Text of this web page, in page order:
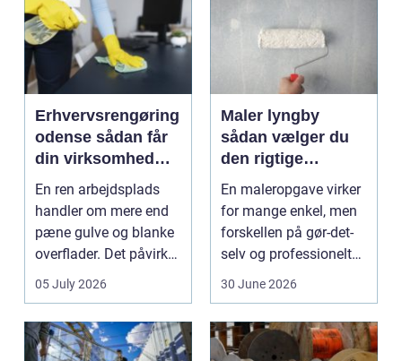
Erhvervsrengøring
odense sådan får
din virksomhed
mest værdi for
pengene
En ren arbejdsplads
handler om mere end
pæne gulve og blanke
overflader. Det påvirker
både arbejdsmi...
05 July 2026
Maler lyngby
sådan vælger du
den rigtige
fagmand
En maleropgave virker
for mange enkel, men
forskellen på gør-det-
selv og professionelt
arbejde er of...
30 June 2026